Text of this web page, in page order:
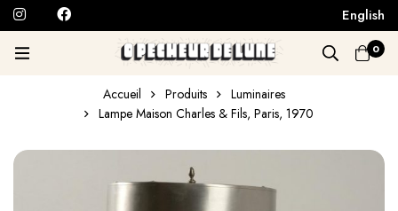
English
0
Accueil Produits
Luminaires
Lampe Maison Charles & Fils, Paris, 1970